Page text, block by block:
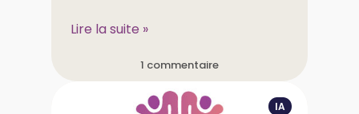
Lire la suite »
1 commentaire
IA